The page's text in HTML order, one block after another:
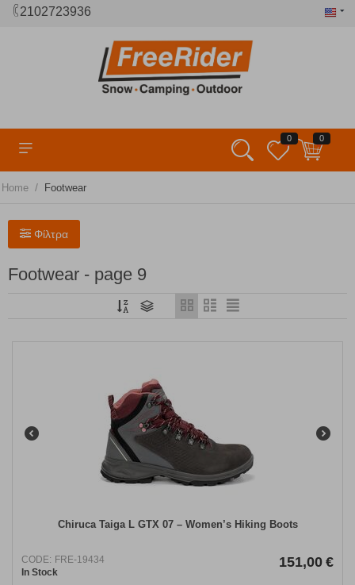
2102723936
0 0
Home / Footwear
Φίλτρα
Footwear - page 9
Chiruca Taiga L GTX 07 – Women’s Hiking Boots
CODE: FRE-19434
In Stock
151,00 €